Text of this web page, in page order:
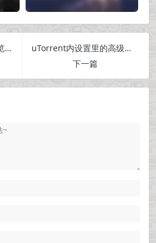
Google Chrome 谷歌浏览器插件扩展
uTorrent内设置里的高级选项详解
下一篇